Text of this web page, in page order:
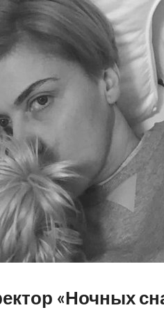
«Ночных